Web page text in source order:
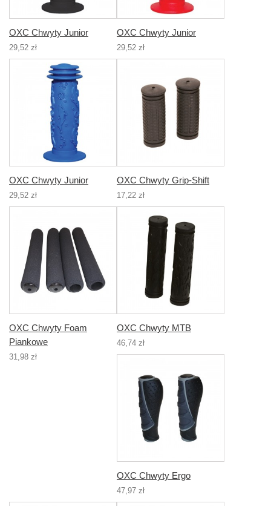
OXC Chwyty Junior
29,52 zł
OXC Chwyty Junior
29,52 zł
OXC Chwyty Junior
29,52 zł
OXC Chwyty Grip-Shift
17,22 zł
OXC Chwyty Foam
Piankowe
31,98 zł
OXC Chwyty MTB
46,74 zł
OXC Chwyty Ergo
47,97 zł